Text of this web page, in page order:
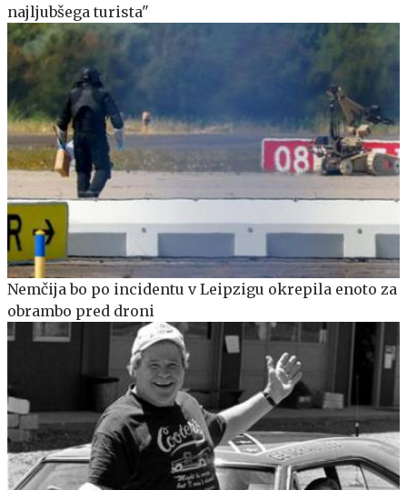
najljubšega turista"
Nemčija bo po incidentu v Leipzigu okrepila enoto za
obrambo pred droni